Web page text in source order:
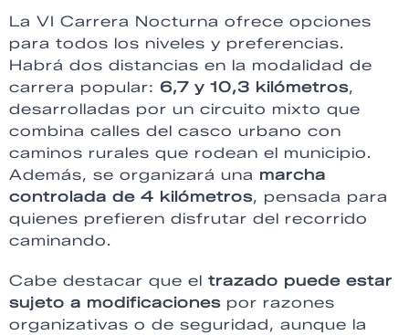
La VI Carrera Nocturna ofrece opciones
para todos los niveles y preferencias.
Habrá dos distancias en la modalidad de
carrera popular: 6,7 y 10,3 kilómetros,
desarrolladas por un circuito mixto que
combina calles del casco urbano con
caminos rurales que rodean el municipio.
Además, se organizará una marcha
controlada de 4 kilómetros, pensada para
quienes prefieren disfrutar del recorrido
caminando.
Cabe destacar que el trazado puede estar
sujeto a modificaciones por razones
organizativas o de seguridad, aunque la